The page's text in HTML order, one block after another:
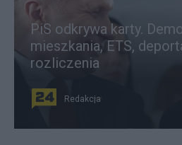
PiS odkrywa karty.
mieszkania, ETS,
rozliczenia
Redakcja